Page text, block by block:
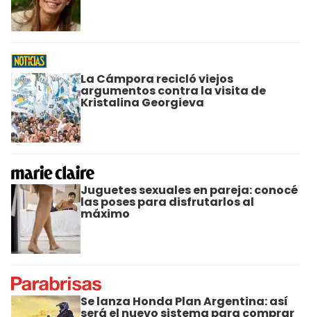
La Cámpora recicló viejos
argumentos contra la visita de
Kristalina Georgieva
Juguetes sexuales en pareja: conocé
las poses para disfrutarlos al
máximo
Se lanza Honda Plan Argentina: así
será el nuevo sistema para comprar